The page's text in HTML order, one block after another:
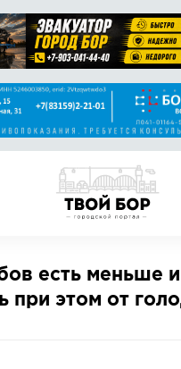
есть меньше
при этом от